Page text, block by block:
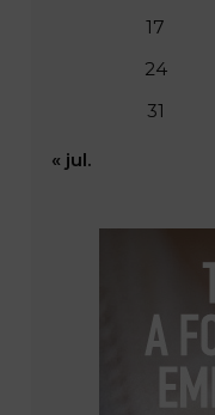
17
24
31
« jul.